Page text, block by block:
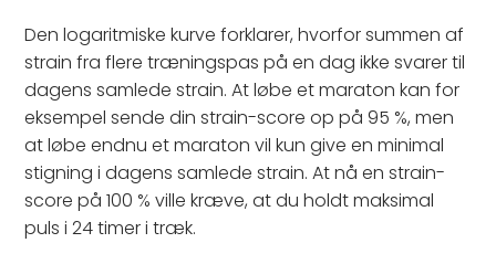
Den logaritmiske kurve forklarer, hvorfor summen af
strain fra flere træningspas på en dag ikke svarer til
dagens samlede strain. At løbe et maraton kan for
eksempel sende din strain-score op på 95 %, men
at løbe endnu et maraton vil kun give en minimal
stigning i dagens samlede strain. At nå en strain-
score på 100 % ville kræve, at du holdt maksimal
puls i 24 timer i træk.